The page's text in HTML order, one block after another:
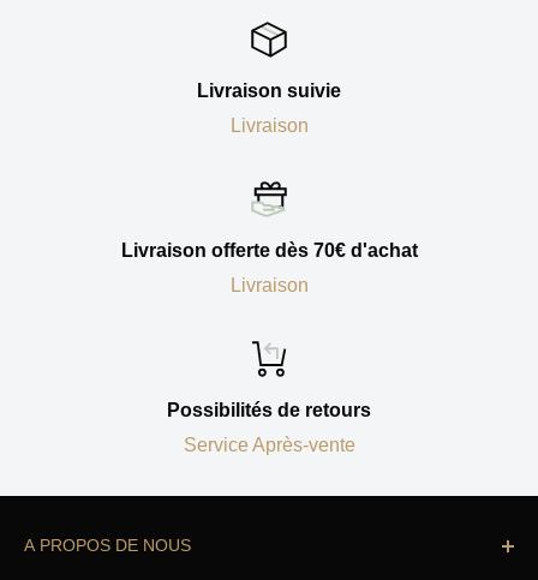
Livraison suivie
Livraison
Livraison offerte dès 70€ d'achat
Livraison
Possibilités de retours
Service Après-vente
A PROPOS DE NOUS